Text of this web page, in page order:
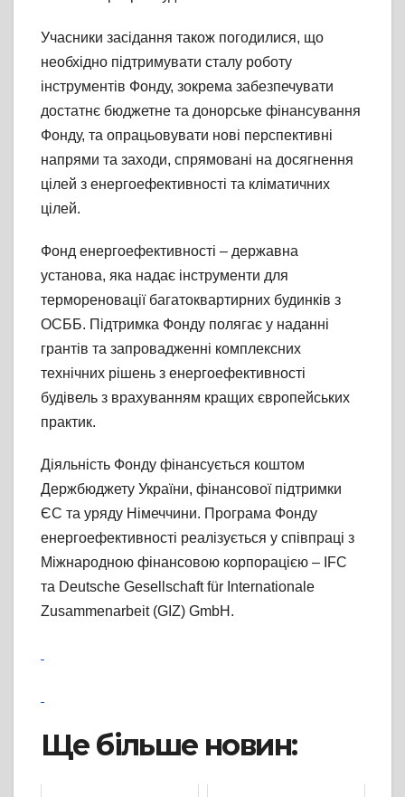
Учасники засідання також погодилися, що
необхідно підтримувати сталу роботу
інструментів Фонду, зокрема забезпечувати
достатнє бюджетне та донорське фінансування
Фонду, та опрацьовувати нові перспективні
напрями та заходи, спрямовані на досягнення
цілей з енергоефективності та кліматичних
цілей.
Фонд енергоефективності – державна
установа, яка надає інструменти для
термореновації багатоквартирних будинків з
ОСББ. Підтримка Фонду полягає у наданні
грантів та запровадженні комплексних
технічних рішень з енергоефективності
будівель з врахуванням кращих європейських
практик.
Діяльність Фонду фінансується коштом
Держбюджету України, фінансової підтримки
ЄС та уряду Німеччини. Програма Фонду
енергоефективності реалізується у співпраці з
Міжнародною фінансовою корпорацією – IFC
та Deutsche Gesellschaft für Internationale
Zusammenarbeit (GIZ) GmbH.
Ще більше новин: